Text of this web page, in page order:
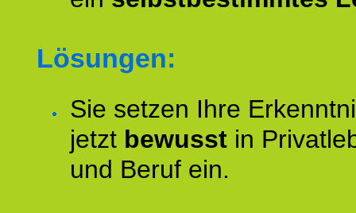
Lösungen:
Sie setzen Ihre
jetzt bewusst in
und Beruf ein.